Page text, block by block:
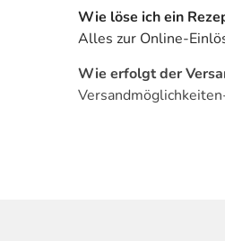
Wie löse ich ein
Alles zur Online-
Wie erfolgt der